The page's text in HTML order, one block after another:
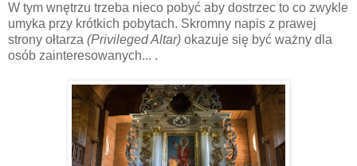
W tym wnętrzu trzeba nieco pobyć aby dostrzec to co zwykle
umyka przy krótkich pobytach. Skromny napis z prawej
strony ołtarza (Privileged Altar) okazuje się być ważny dla
osób zainteresowanych... .